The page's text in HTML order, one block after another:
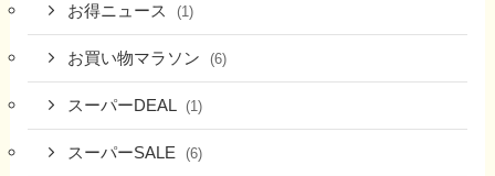
お得ニュース (1)
お買い物マラソン (6)
スーパーDEAL (1)
スーパーSALE (6)